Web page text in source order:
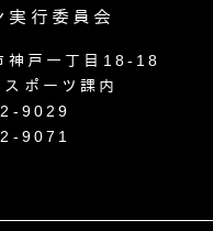
実行委員会
戸一丁目18-18
ポーツ課内
9029
9071